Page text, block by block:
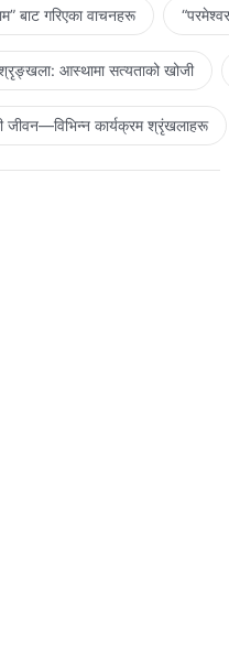
बाट गरिएका वाचनहरू
आस्थामा सत्यताको खोजी
जीवन—विभिन्‍न कार्यक्रम श्रृंखलाहरू